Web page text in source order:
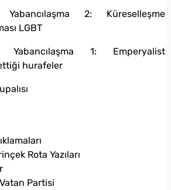
2: Küreselleşme
LGBT
1: Emperyalist
hurafeler
Rota Yazıları
Partisi